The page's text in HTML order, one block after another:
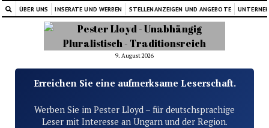
ÜBER UNS INSERATE UND WERBEN STELLENANZEIGEN UND ANGEBOTE
9. August 2026
Erreichen Sie eine aufmerksame Leserschaft.
Werben Sie im Pester Lloyd – für deutschsprachige
Leser mit Interesse an Ungarn und der Region.